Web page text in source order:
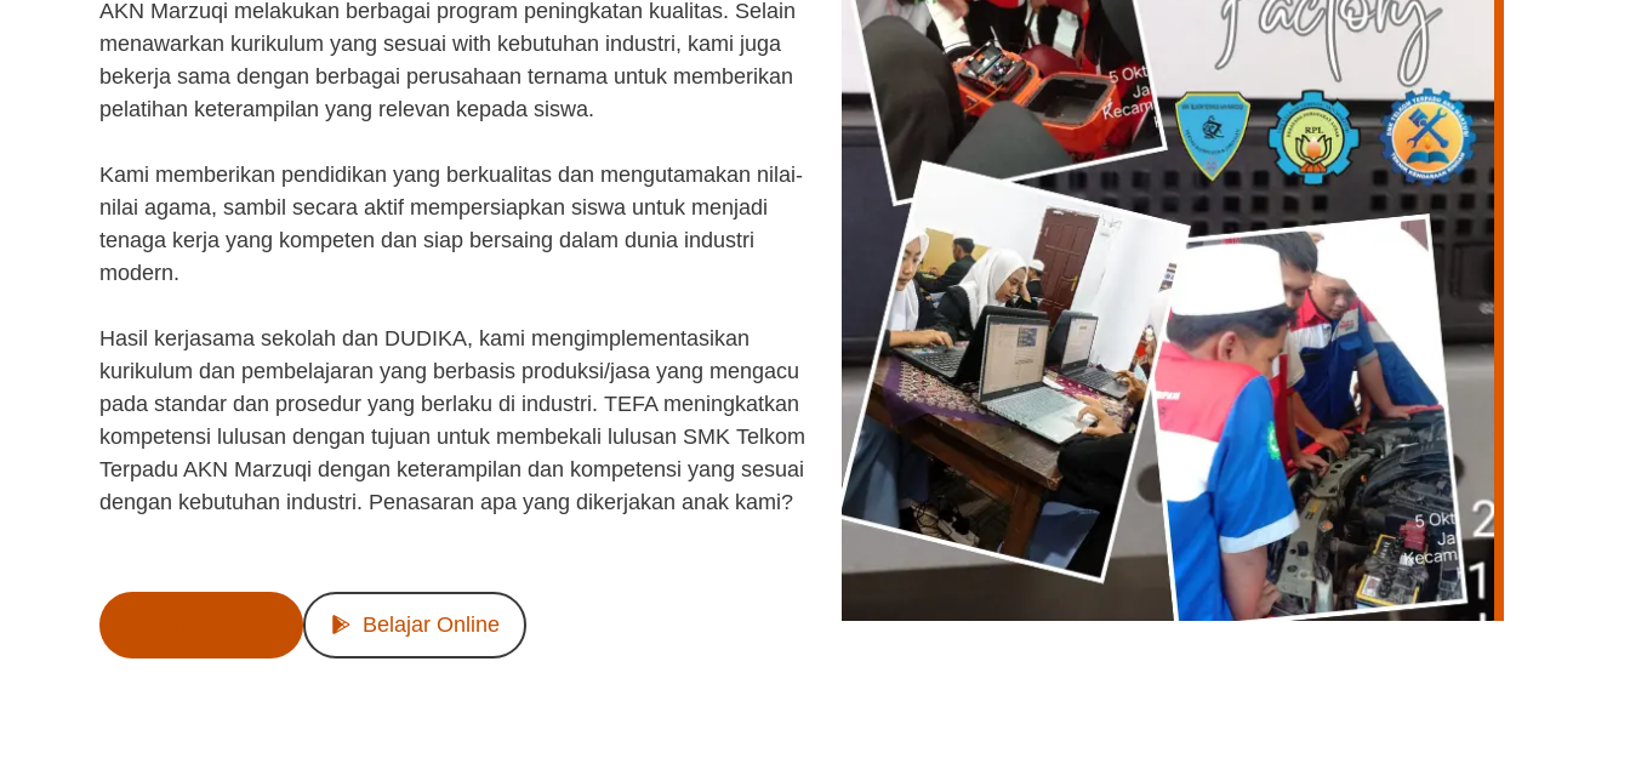
AKN Marzuqi melakukan berbagai program peningkatan kualitas. Selain
menawarkan kurikulum yang sesuai with kebutuhan industri, kami juga
bekerja sama dengan berbagai perusahaan ternama untuk memberikan
pelatihan keterampilan yang relevan kepada siswa.
Kami memberikan pendidikan yang berkualitas dan mengutamakan nilai-
nilai agama, sambil secara aktif mempersiapkan siswa untuk menjadi
tenaga kerja yang kompeten dan siap bersaing dalam dunia industri
modern.
Hasil kerjasama sekolah dan DUDIKA, kami mengimplementasikan
kurikulum dan pembelajaran yang berbasis produksi/jasa yang mengacu
pada standar dan prosedur yang berlaku di industri. TEFA meningkatkan
kompetensi lulusan dengan tujuan untuk membekali lulusan SMK Telkom
Terpadu AKN Marzuqi dengan keterampilan dan kompetensi yang sesuai
dengan kebutuhan industri. Penasaran apa yang dikerjakan anak kami?
Belajar Online